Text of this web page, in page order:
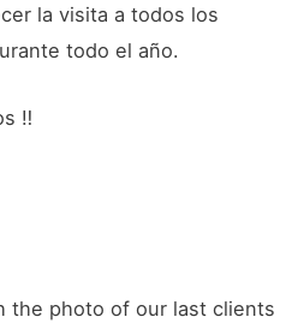
la visita a todos los
todo el año.
‼️
the photo of our last clients